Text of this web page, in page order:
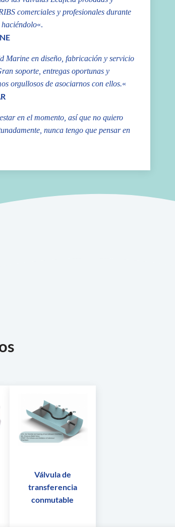
comerciales y profesionales durante
«.
Marine en diseño, fabricación y servicio
soporte, entregas oportunas y
orgullosos de asociarnos con ellos.«
en el momento, así que no quiero
nunca tengo que pensar en
Válvula de
transferencia
conmutable